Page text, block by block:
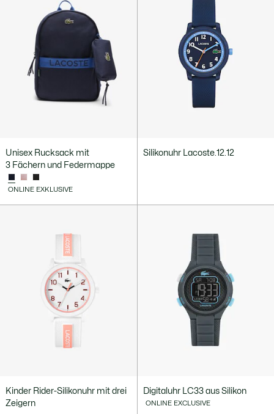
Unisex Rucksack mit
3 Fächern und Federmappe
ONLINE EXKLUSIVE
Silikonuhr Lacoste.12.12
Kinder Rider-Silikonuhr mit drei
Zeigern
Digitaluhr LC33 aus Silikon
ONLINE EXCLUSIVE